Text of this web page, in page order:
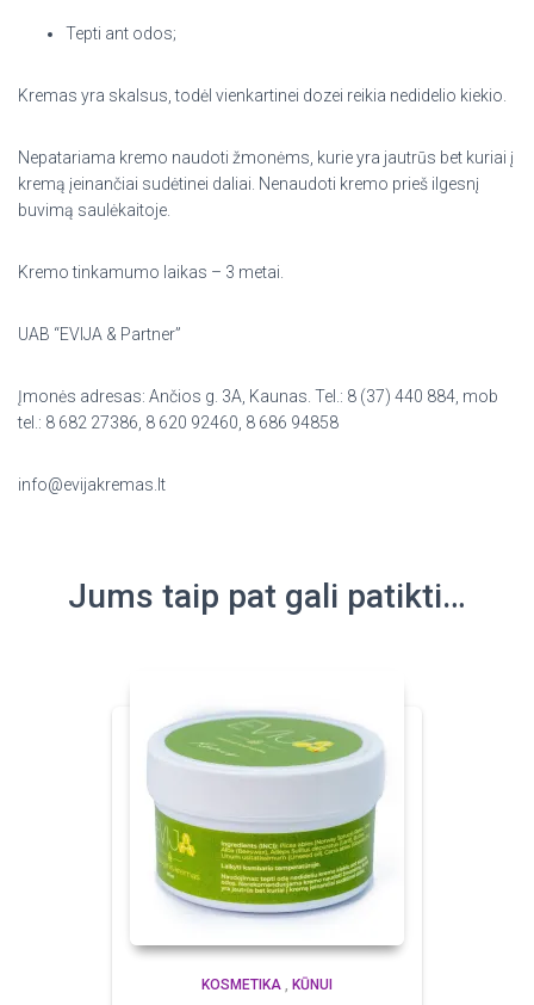
Tepti ant odos;
Kremas yra skalsus, todėl vienkartinei dozei reikia nedidelio kiekio.
Nepatariama kremo naudoti žmonėms, kurie yra jautrūs bet kuriai į
kremą įeinančiai sudėtinei daliai. Nenaudoti kremo prieš ilgesnį
buvimą saulėkaitoje.
Kremo tinkamumo laikas – 3 metai.
UAB “EVIJA & Partner”
Įmonės adresas: Ančios g. 3A, Kaunas. Tel.: 8 (37) 440 884, mob
tel.: 8 682 27386, 8 620 92460, 8 686 94858
info@evijakremas.lt
Jums taip pat gali patikti…
KOSMETIKA , KŪNUI